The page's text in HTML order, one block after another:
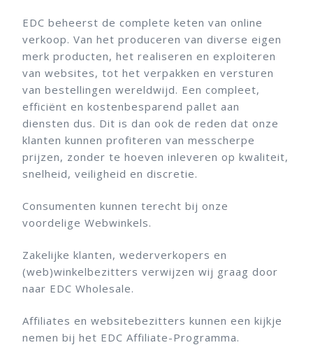
EDC beheerst de complete keten van online
verkoop. Van het produceren van diverse eigen
merk producten, het realiseren en exploiteren
van websites, tot het verpakken en versturen
van bestellingen wereldwijd. Een compleet,
efficiënt en kostenbesparend pallet aan
diensten dus. Dit is dan ook de reden dat onze
klanten kunnen profiteren van messcherpe
prijzen, zonder te hoeven inleveren op kwaliteit,
snelheid, veiligheid en discretie.
Consumenten kunnen terecht bij onze
voordelige Webwinkels.
Zakelijke klanten, wederverkopers en
(web)winkelbezitters verwijzen wij graag door
naar EDC Wholesale.
Affiliates en websitebezitters kunnen een kijkje
nemen bij het EDC Affiliate-Programma.